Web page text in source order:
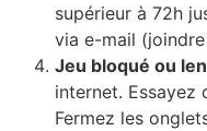
supérieur à 72h
via e-mail
Jeu bloqué ou
internet. Essayez
Fermez les